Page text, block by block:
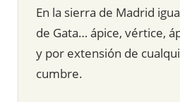
En la sierra de Madrid
de Gata… ápice, vértice,
y por extensión de
cumbre.